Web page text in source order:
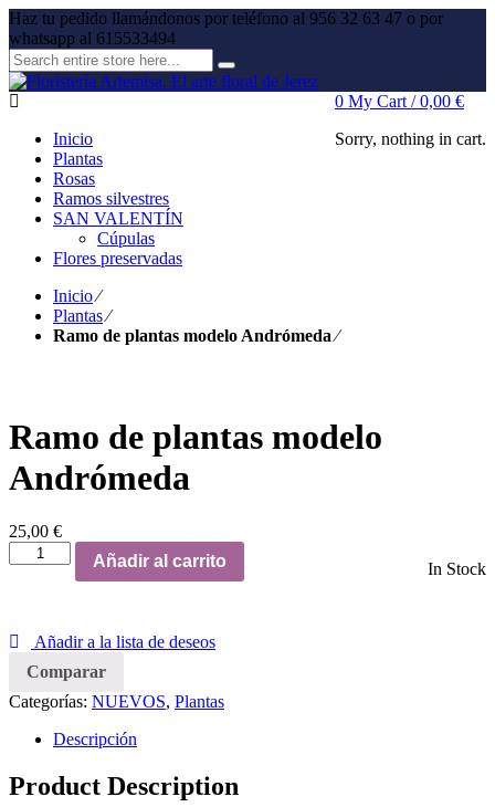
Haz tu pedido llamándonos por teléfono al 956 32 63 47 o por
whatsapp al 615533494
0 My Cart /0,00 €
Sorry, nothing in cart.
Inicio
Plantas
Rosas
Ramos silvestres
SAN VALENTÍN
Cúpulas
Flores preservadas
Inicio⁄
Plantas⁄
Ramo de plantas modelo Andrómeda⁄
Ramo de plantas modelo
Andrómeda
25,00 €
In Stock
Añadir al carrito
Añadir a la lista de deseos
Comparar
Categorías: NUEVOS, Plantas
Descripción
Product Description